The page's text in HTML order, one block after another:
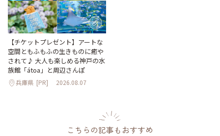
【チケットプレゼント】アートな
空間ともふもふの生きものに癒や
されて♪ 大人も楽しめる神戸の水
族館「átoa」と周辺さんぽ
兵庫県 [PR] 2026.08.07
こちらの記事もおすすめ